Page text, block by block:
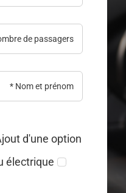
d'une option :
électrique)